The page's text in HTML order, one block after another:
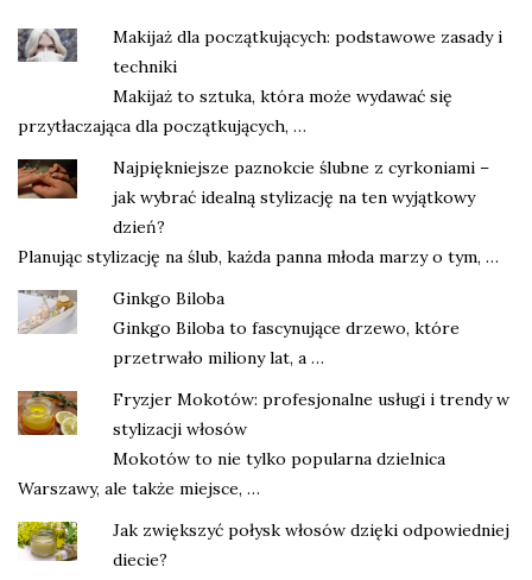
Makijaż dla początkujących: podstawowe zasady i
techniki
Makijaż to sztuka, która może wydawać się
przytłaczająca dla początkujących, …
Najpiękniejsze paznokcie ślubne z cyrkoniami –
jak wybrać idealną stylizację na ten wyjątkowy
dzień?
Planując stylizację na ślub, każda panna młoda marzy o tym, …
Ginkgo Biloba
Ginkgo Biloba to fascynujące drzewo, które
przetrwało miliony lat, a …
Fryzjer Mokotów: profesjonalne usługi i trendy w
stylizacji włosów
Mokotów to nie tylko popularna dzielnica
Warszawy, ale także miejsce, …
Jak zwiększyć połysk włosów dzięki odpowiedniej
diecie?